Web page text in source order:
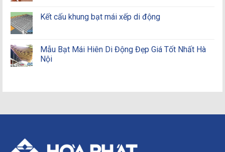
Kết cấu khung bạt mái xếp di động
Mẫu Bạt Mái Hiên Di Động Đẹp Giá Tốt Nhất Hà
Nội